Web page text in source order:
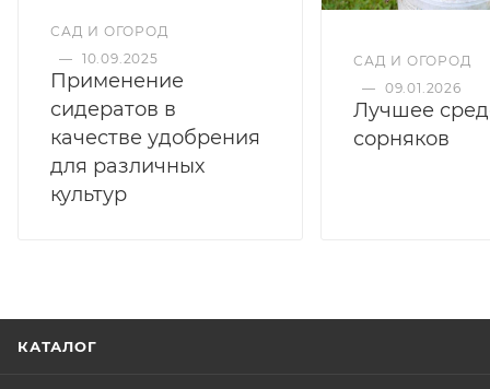
САД И ОГОРОД
— 10.09.2025
Применение
сидератов в
качестве удобрения
для различных
культур
САД И ОГОРОД
— 09.01.2026
Лучшее
сорняков
КАТАЛОГ